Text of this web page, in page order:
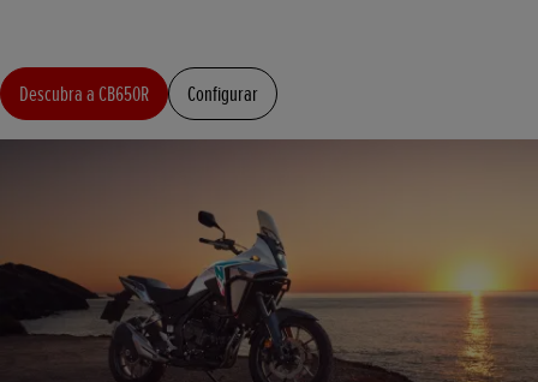
Descubra a CB650R Configurar